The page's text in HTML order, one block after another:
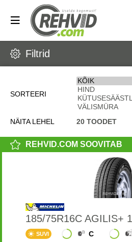
Filtrid
SORTEERI
NÄITA LEHEL
REHVID.COM SOOVITAB
185/75R16C AGILIS+
SUVI C